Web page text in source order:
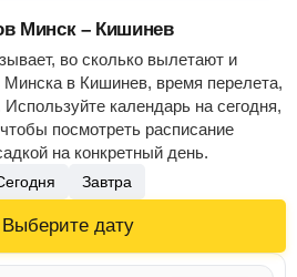
Минск – Кишинев
во сколько вылетают и
в Кишинев, время перелета,
календарь на сегодня,
посмотреть расписание
на конкретный день.
Завтра
Выберите дату